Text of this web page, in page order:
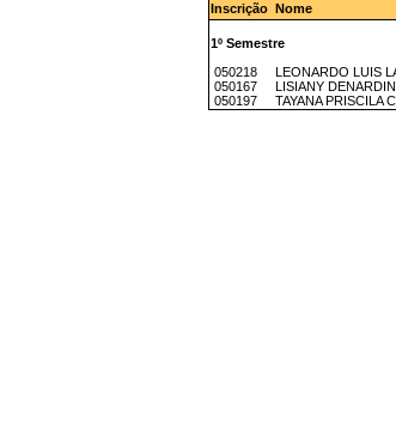
Inscrição Nome
1º Semestre
050218 LEONARDO LUIS
050167 LISIANY DENARDIN
050197 TAYANA PRISCILA